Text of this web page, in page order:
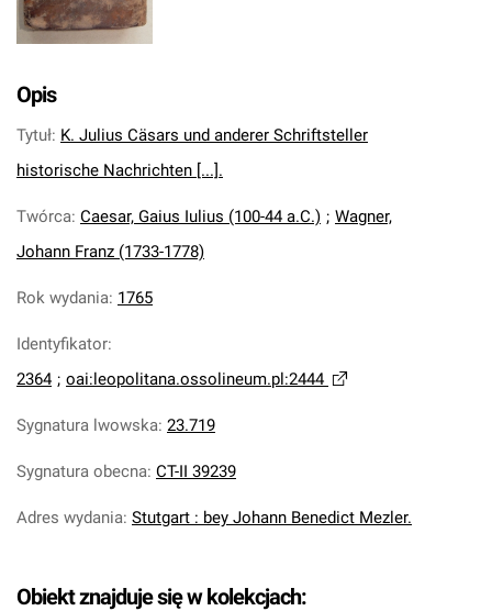
Opis
Tytuł: K. Julius Cäsars und anderer Schriftsteller
historische Nachrichten [...].
Twórca: Caesar, Gaius Iulius (100-44 a.C.) ; Wagner,
Johann Franz (1733-1778)
Rok wydania: 1765
Identyfikator:
2364 ; oai:leopolitana.ossolineum.pl:2444
Sygnatura lwowska: 23.719
Sygnatura obecna: CT-II 39239
Adres wydania: Stutgart : bey Johann Benedict Mezler.
Obiekt znajduje się w kolekcjach: